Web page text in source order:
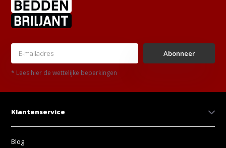
Abonneer
* Lees hier de wettelijke beperkingen
Klantenservice
Blog